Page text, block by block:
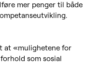
mer penger til både
at «mulighetene for
som sosial